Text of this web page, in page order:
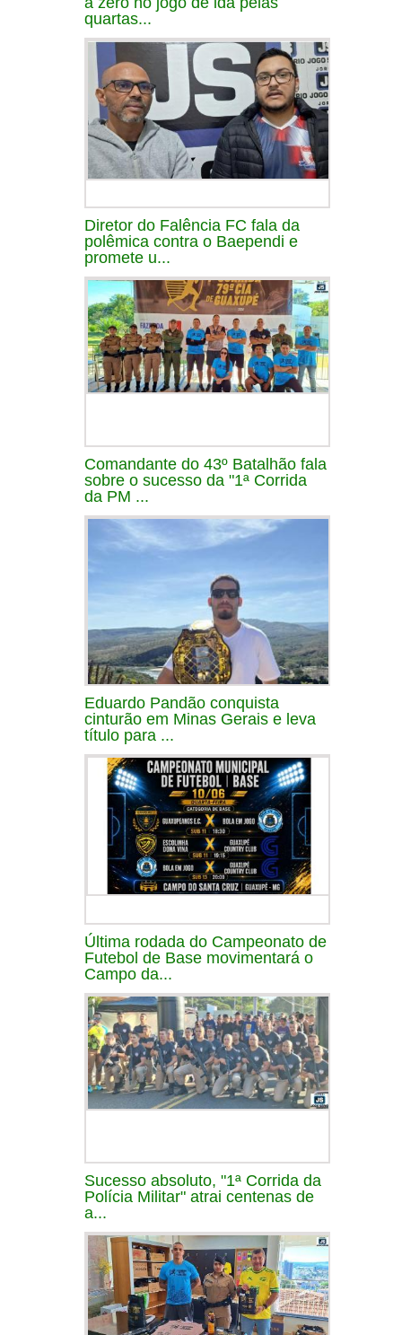
quartas...
Diretor do Falência FC fala da
polêmica contra o Baependi e
promete u...
Comandante do 43º Batalhão fala
sobre o sucesso da "1ª Corrida
da PM ...
Eduardo Pandão conquista
cinturão em Minas Gerais e leva
título para ...
Última rodada do Campeonato de
Futebol de Base movimentará o
Campo da...
Sucesso absoluto, "1ª Corrida da
Polícia Militar" atrai centenas de
a...